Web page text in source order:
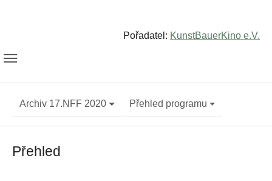
Pořadatel: KunstBauerKino e.V.
Archiv 17.NFF 2020 Přehled programu
Přehled